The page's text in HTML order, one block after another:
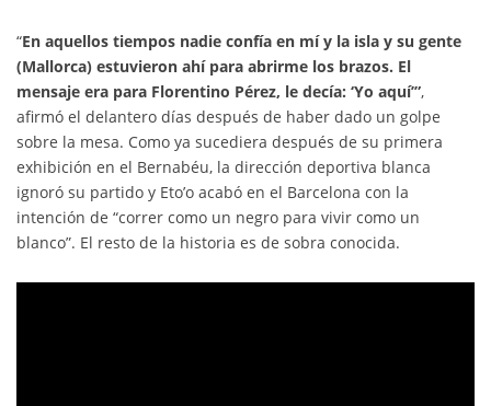
“En aquellos tiempos nadie confía en mí y la isla y su gente
(Mallorca) estuvieron ahí para abrirme los brazos. El
mensaje era para Florentino Pérez, le decía: ‘Yo aquí’”,
afirmó el delantero días después de haber dado un golpe
sobre la mesa. Como ya sucediera después de su primera
exhibición en el Bernabéu, la dirección deportiva blanca
ignoró su partido y Eto’o acabó en el Barcelona con la
intención de “correr como un negro para vivir como un
blanco”. El resto de la historia es de sobra conocida.